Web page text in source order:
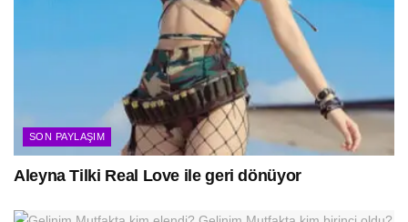
SON PAYLAŞIM
Aleyna Tilki Real Love ile geri dönüyor